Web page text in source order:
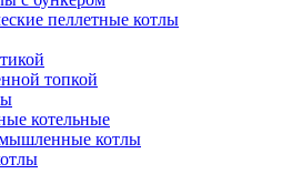
пеллетные котлы
топкой
котельные
котлы